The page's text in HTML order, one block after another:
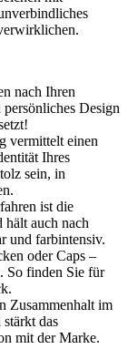
nach Ihren
Design
vermittelt einen
Ihres
sein, in
ist die
hält auch nach
und farbintensiv.
oder Caps –
So finden Sie für
Zusammenhalt im
das
mit der Marke.